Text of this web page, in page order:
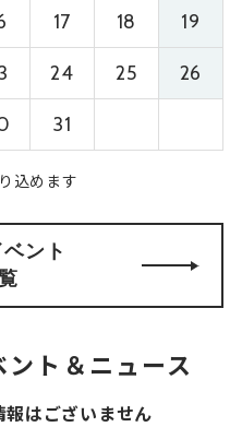
17 18 19
24 25 26
31
込めます
ント
ト＆ニュース
はございません